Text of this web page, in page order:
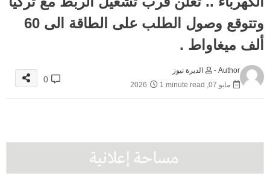
وتتوقع وصول الطلب على الطاقة الى 60
ألف ميغاواط .
Author -
الديرة نيوز
مايو 07, 2026
1 minute read
0